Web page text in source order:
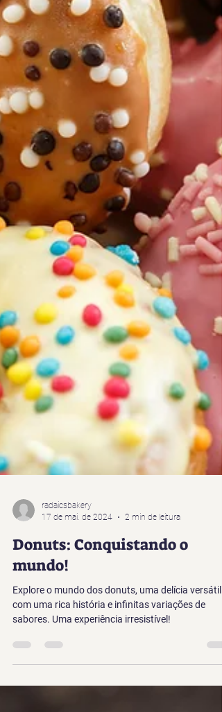
17 de mai. de 2024
2 min de leitura
Donuts: Conquistando o
mundo!
Explore o mundo dos donuts, uma delícia versátil
sabores. Uma experiência irresistível!